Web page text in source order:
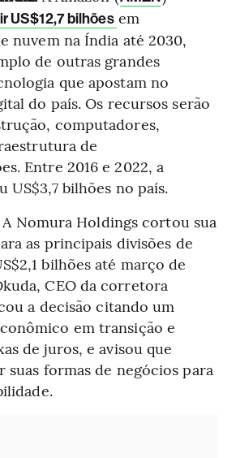
US$12,7 bilhões em
nuvem na Índia até 2030,
de outras grandes
que apostam no
do país. Os recursos serão
computadores,
de
Entre 2016 e 2022, a
US$3,7 bilhões no país.
A Nomura Holdings cortou sua
as principais divisões de
bilhões até março de
CEO da corretora
a decisão citando um
em transição e
de juros, e avisou que
suas formas de negócios para